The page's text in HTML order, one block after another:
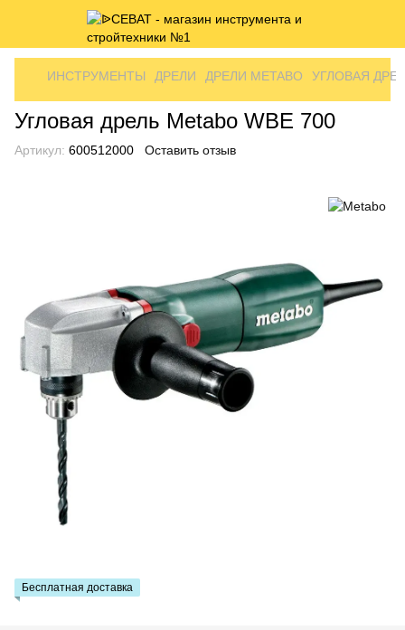
ИНСТРУМЕНТЫ ДРЕЛИ ДРЕЛИ METABO УГЛОВАЯ
Угловая дрель Metabo WBE 700
Артикул: 600512000 Оставить отзыв
Бесплатная доставка